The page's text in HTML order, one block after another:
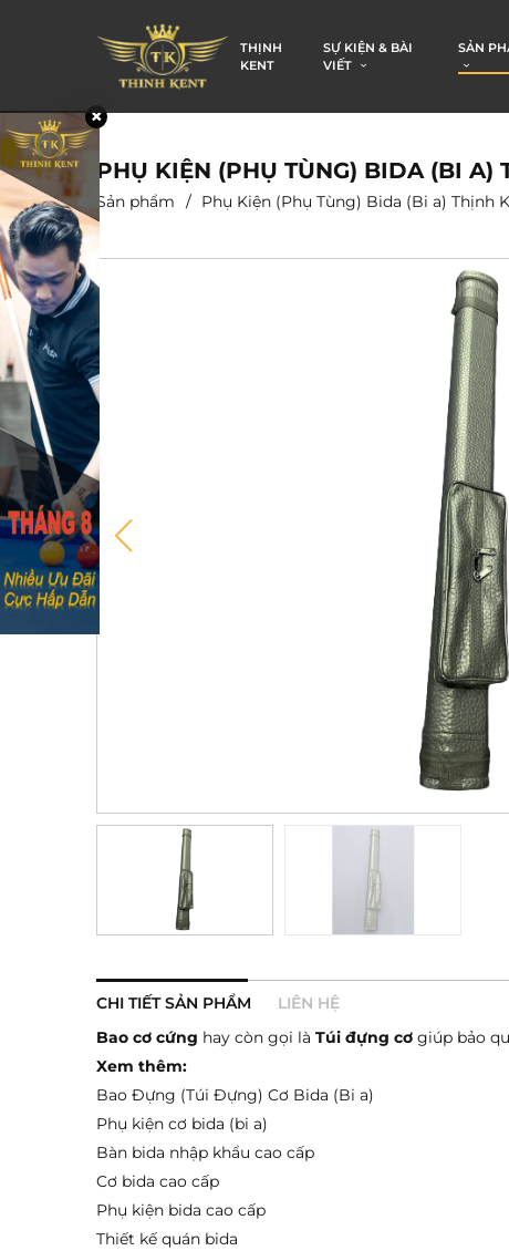
THỊNH
KENT
SỰ KIỆN & BÀI
VIẾT
SẢN
PHỤ KIỆN (PHỤ TÙNG) BIDA (BI A)
Sản phẩm Phụ Kiện (Phụ Tùng) Bida (Bi a) Thịnh
CHI TIẾT SẢN PHẨM
LIÊN HỆ
Bao cơ cứng hay còn gọi là Túi đựng cơ giúp bảo
Xem thêm:
Bao Đựng (Túi Đựng) Cơ Bida (Bi a)
Phụ kiện cơ bida (bi a)
Bàn bida nhập khẩu cao cấp
Cơ bida cao cấp
Phụ kiện bida cao cấp
Thiết kế quán bida